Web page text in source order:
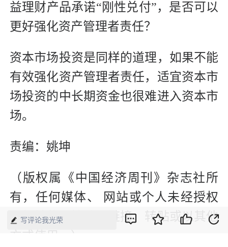
益理财产品承诺“刚性兑付”，是否可以
更好强化资产管理者责任？
资本市场投资是同样的道理，如果不能
有效强化资产管理者责任，适宜资本市
场投资的中长期资金也很难进入资本市
场。
责编：姚坤
（版权属《中国经济周刊》杂志社所
有，任何媒体、 网站或个人未经授权
不得转载、摘编、链接、转贴或以其他
方式使用。）
写评论我光荣